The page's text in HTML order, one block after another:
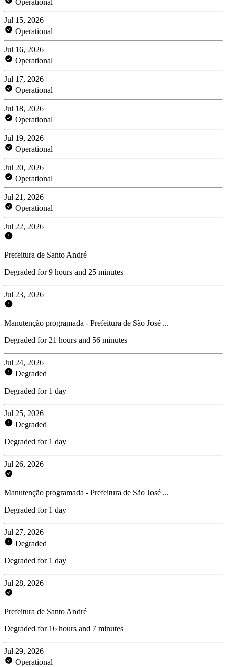
Jul 15, 2026
Operational
Jul 16, 2026
Operational
Jul 17, 2026
Operational
Jul 18, 2026
Operational
Jul 19, 2026
Operational
Jul 20, 2026
Operational
Jul 21, 2026
Operational
Jul 22, 2026
Prefeitura de Santo André
Degraded for 9 hours and 25 minutes
Jul 23, 2026
Manutenção programada - Prefeitura de São José ...
Degraded for 21 hours and 56 minutes
Jul 24, 2026
Degraded
Degraded for 1 day
Jul 25, 2026
Degraded
Degraded for 1 day
Jul 26, 2026
Manutenção programada - Prefeitura de São José ...
Degraded for 1 day
Jul 27, 2026
Degraded
Degraded for 1 day
Jul 28, 2026
Prefeitura de Santo André
Degraded for 16 hours and 7 minutes
Jul 29, 2026
Operational